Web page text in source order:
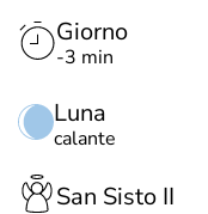
Giorno
-3 min
Luna
calante
San Sisto II